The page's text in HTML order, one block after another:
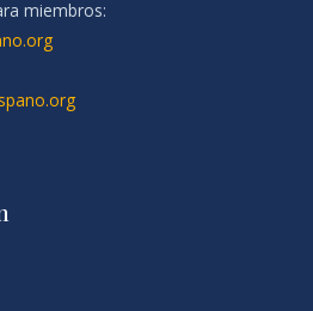
miembros: